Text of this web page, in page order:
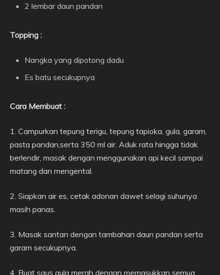
2 lembar daun pandan
Topping :
Nangka yang dipotong dadu
Es batu secukupnya
Cara Membuat :
1. Campurkan tepung terigu, tepung tapioka, gula, garam,
pasta pandan,serta 350 ml air. Aduk rata hingga tidak
berlendir, masak dengan menggunakan api kecil sampai
matang dan mengental.
2. Siapkan air es, cetak adonan dawet selagi suhunya
masih panas.
3. Masak santan dengan tambahan daun pandan serta
garam secukupnya.
4. Buat saus gula merah dengan memasukkan semua